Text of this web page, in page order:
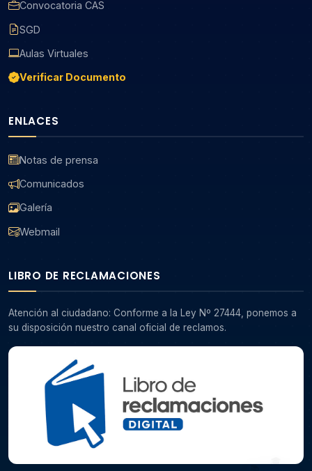
Convocatoria CAS
SGD
Aulas Virtuales
Verificar Documento
ENLACES
Notas de prensa
Comunicados
Galería
Webmail
LIBRO DE RECLAMACIONES
Atención al ciudadano: Conforme a la Ley Nº 27444, ponemos a
su disposición nuestro canal oficial de reclamos.